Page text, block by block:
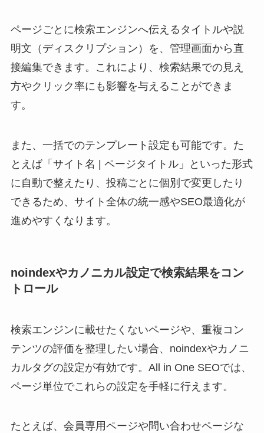
ページごとに検索エンジンへ伝えるタイトルや説
明文（ディスクリプション）を、管理画面から直
接編集できます。これにより、検索結果での見え
方やクリック率にも影響を与えることができま
す。
また、一括でのテンプレート設定も可能です。た
とえば「サイト名 | ページタイトル」といった形式
に自動で整えたり、投稿ごとに個別で変更したり
できるため、サイト全体の統一感やSEO最適化が
進めやすくなります。
noindexやカノニカル設定で検索結果をコン
トロール
検索エンジンに載せたくないページや、重複コン
テンツの評価を整理したい場合、noindexやカノニ
カルタグの設定が有効です。All in One SEOでは、
ページ単位でこれらの設定を手軽に行えます。
たとえば、会員専用ページや問い合わせページな